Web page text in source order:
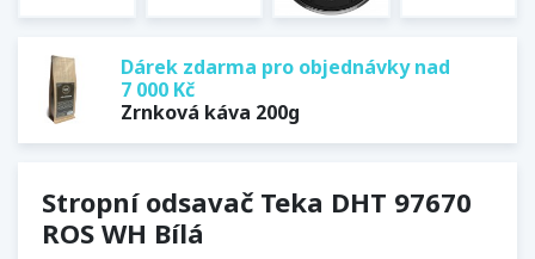
Dárek zdarma pro objednávky nad
7 000 Kč
Zrnková káva 200g
Stropní odsavač Teka DHT 97670
ROS WH Bílá